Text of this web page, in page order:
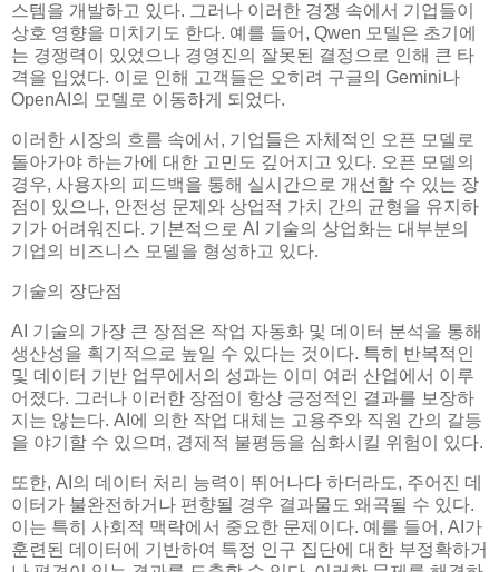
스템을 개발하고 있다. 그러나 이러한 경쟁 속에서 기업들이
상호 영향을 미치기도 한다. 예를 들어, Qwen 모델은 초기에
는 경쟁력이 있었으나 경영진의 잘못된 결정으로 인해 큰 타
격을 입었다. 이로 인해 고객들은 오히려 구글의 Gemini나
OpenAI의 모델로 이동하게 되었다.
이러한 시장의 흐름 속에서, 기업들은 자체적인 오픈 모델로
돌아가야 하는가에 대한 고민도 깊어지고 있다. 오픈 모델의
경우, 사용자의 피드백을 통해 실시간으로 개선할 수 있는 장
점이 있으나, 안전성 문제와 상업적 가치 간의 균형을 유지하
기가 어려워진다. 기본적으로 AI 기술의 상업화는 대부분의
기업의 비즈니스 모델을 형성하고 있다.
기술의 장단점
AI 기술의 가장 큰 장점은 작업 자동화 및 데이터 분석을 통해
생산성을 획기적으로 높일 수 있다는 것이다. 특히 반복적인
및 데이터 기반 업무에서의 성과는 이미 여러 산업에서 이루
어졌다. 그러나 이러한 장점이 항상 긍정적인 결과를 보장하
지는 않는다. AI에 의한 작업 대체는 고용주와 직원 간의 갈등
을 야기할 수 있으며, 경제적 불평등을 심화시킬 위험이 있다.
또한, AI의 데이터 처리 능력이 뛰어나다 하더라도, 주어진 데
이터가 불완전하거나 편향될 경우 결과물도 왜곡될 수 있다.
이는 특히 사회적 맥락에서 중요한 문제이다. 예를 들어, AI가
훈련된 데이터에 기반하여 특정 인구 집단에 대한 부정확하거